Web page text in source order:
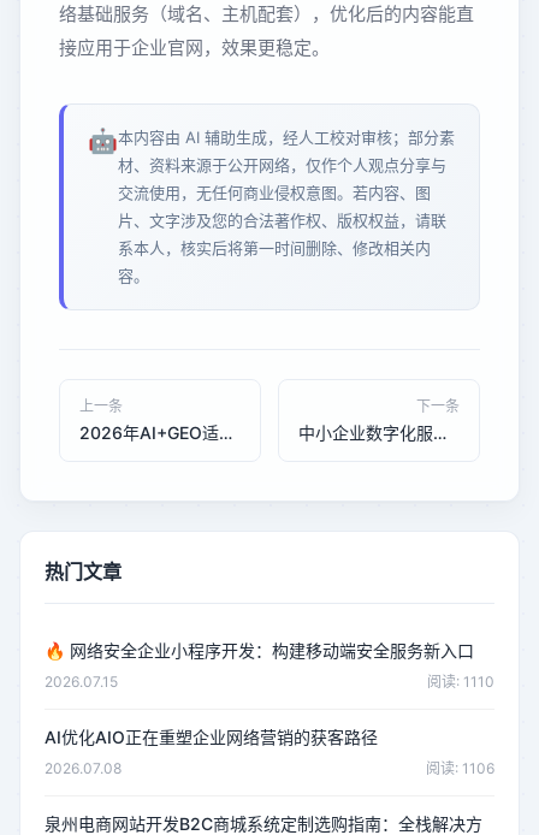
络基础服务（域名、主机配套），优化后的内容能直
接应用于企业官网，效果更稳定。
🤖本内容由 AI 辅助生成，经人工校对审核；部分素
材、资料来源于公开网络，仅作个人观点分享与
交流使用，无任何商业侵权意图。若内容、图
片、文字涉及您的合法著作权、版权权益，请联
系本人，核实后将第一时间删除、修改相关内
容。
上一条
2026年AI+GEO适配豆包LLM 中小企业数字化转型ROI提升指南
下一条
中小企业数字化服务选购指南：避开AI与GEO优化的常见误区
热门文章
🔥 网络安全企业小程序开发：构建移动端安全服务新入口
2026.07.15 阅读: 1110
AI优化AIO正在重塑企业网络营销的获客路径
2026.07.08 阅读: 1106
泉州电商网站开发B2C商城系统定制选购指南：全栈解决方